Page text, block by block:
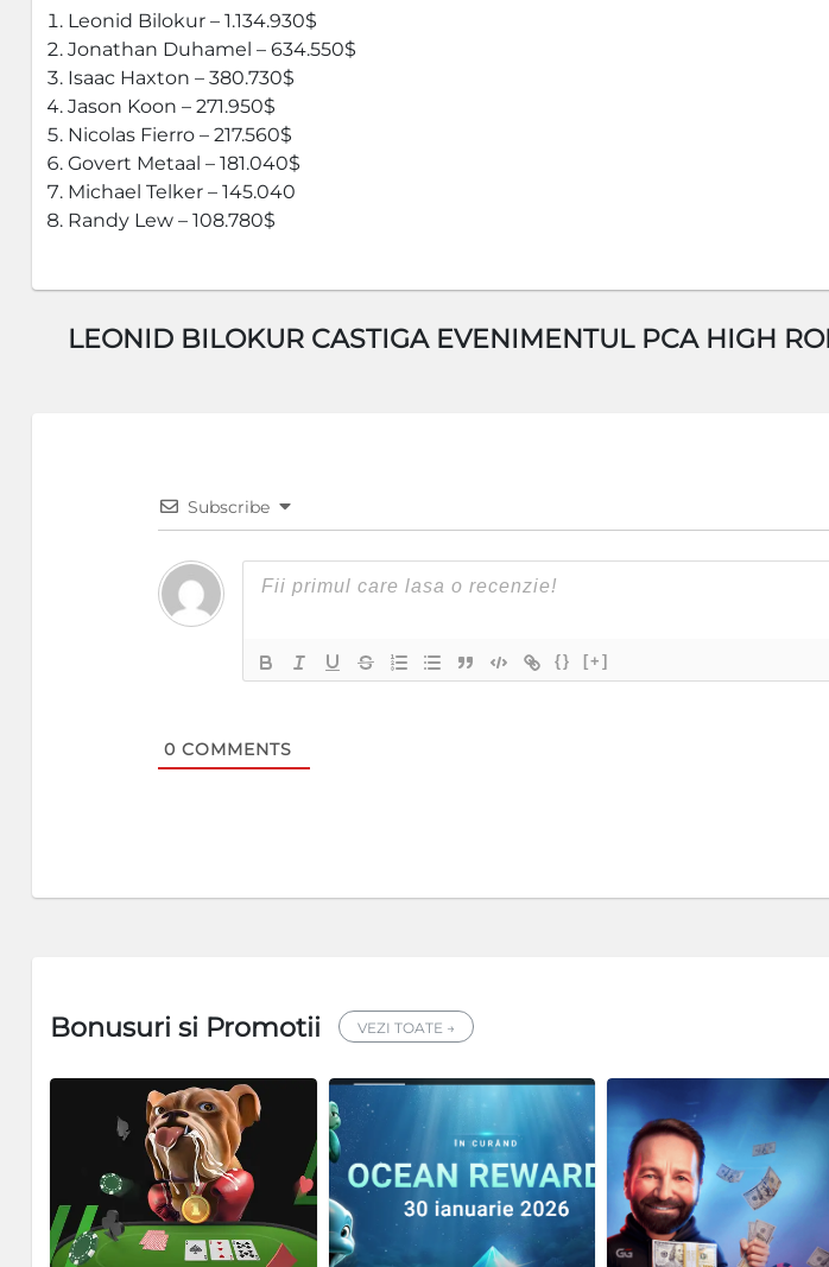
Leonid Bilokur – 1.134.930$
Jonathan Duhamel – 634.550$
Isaac Haxton – 380.730$
Jason Koon – 271.950$
Nicolas Fierro – 217.560$
Govert Metaal – 181.040$
Michael Telker – 145.040
Randy Lew – 108.780$
LEONID BILOKUR CASTIGA EVENIMENTUL PCA HIGH
Subscribe
{} [+]
0 COMMENTS
Bonusuri si Promotii VEZI TOATE →